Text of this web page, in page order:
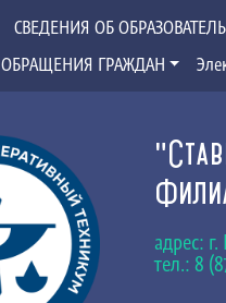
адрес:
тел.: 8
СВЕДЕНИЯ ОБ
ОБРАЩЕНИЯ ГРАЖДАН